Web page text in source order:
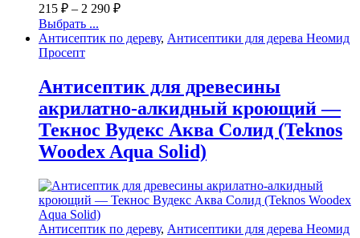
215 ₽ – 2 290 ₽
Выбрать ...
Антисептик по дереву, Антисептики для дерева Неомид
Просепт
Антисептик для древесины
акрилатно-алкидный кроющий —
Текнос Вудекс Аква Солид (Teknos
Woodex Aqua Solid)
Антисептик по дереву, Антисептики для дерева Неомид